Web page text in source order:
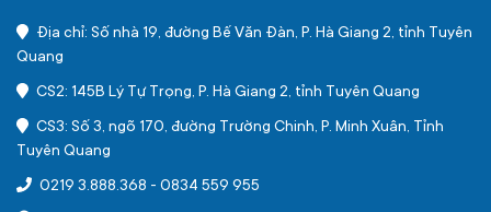
Địa chỉ: Số nhà 19, đường Bế Văn Đàn, P. Hà Giang 2, tỉnh Tuyên
Quang
CS2: 145B Lý Tự Trọng, P. Hà Giang 2, tỉnh Tuyên Quang
CS3: Số 3, ngõ 170, đường Trường Chinh, P. Minh Xuân, Tỉnh
Tuyên Quang
0219 3.888.368 - 0834 559 955